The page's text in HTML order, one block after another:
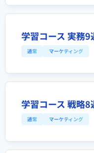
学習コース 実務9
通常 マーケティング
学習コース 戦略8
通常 マーケティング